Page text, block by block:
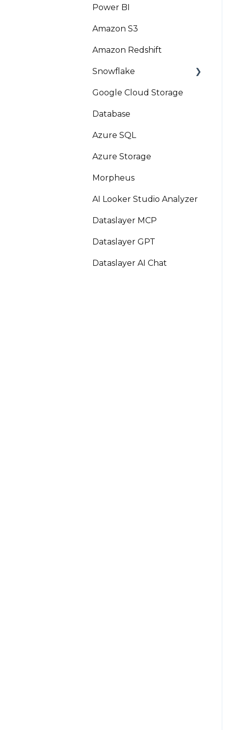
Power BI
Amazon S3
Amazon Redshift
Snowflake
Marketplace
Google Cloud Storage
Database
Azure SQL
Azure Storage
Morpheus
AI Looker Studio Analyzer
Dataslayer MCP
Dataslayer GPT
Dataslayer AI Chat